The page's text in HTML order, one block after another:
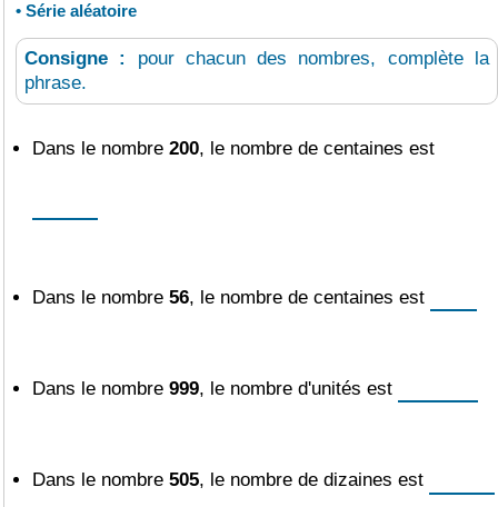
• Série aléatoire
Consigne : pour chacun des nombres, complète la
phrase.
Dans le nombre 200, le nombre de centaines est
Dans le nombre 56, le nombre de centaines est
Dans le nombre 999, le nombre d'unités est
Dans le nombre 505, le nombre de dizaines est